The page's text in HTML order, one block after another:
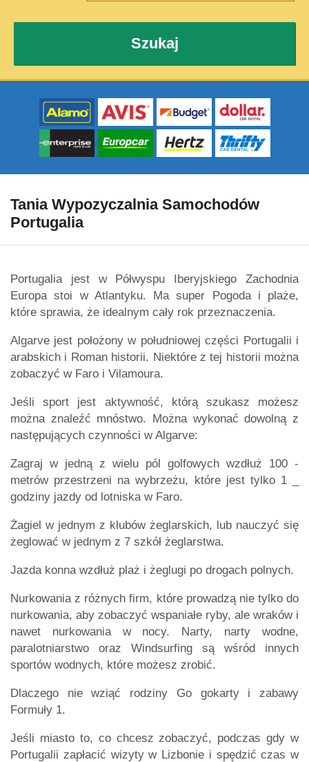
Szukaj
Tania Wypozyczalnia Samochodów
Portugalia
Portugalia jest w Półwyspu Iberyjskiego Zachodnia
Europa stoi w Atlantyku. Ma super Pogoda i plaże,
które sprawia, że idealnym cały rok przeznaczenia.
Algarve jest położony w południowej części Portugalii i
arabskich i Roman historii. Niektóre z tej historii można
zobaczyć w Faro i Vilamoura.
Jeśli sport jest aktywność, którą szukasz możesz
można znaleźć mnóstwo. Można wykonać dowolną z
następujących czynności w Algarve:
Zagraj w jedną z wielu pól golfowych wzdłuż 100 -
metrów przestrzeni na wybrzeżu, które jest tylko 1 _
godziny jazdy od lotniska w Faro.
Żagiel w jednym z klubów żeglarskich, lub nauczyć się
żeglować w jednym z 7 szkół żeglarstwa.
Jazda konna wzdłuż plaż i żeglugi po drogach polnych.
Nurkowania z różnych firm, które prowadzą nie tylko do
nurkowania, aby zobaczyć wspaniałe ryby, ale wraków i
nawet nurkowania w nocy. Narty, narty wodne,
paralotniarstwo oraz Windsurfing są wśród innych
sportów wodnych, które możesz zrobić.
Dlaczego nie wziąć rodziny Go gokarty i zabawy
Formuły 1.
Jeśli miasto to, co chcesz zobaczyć, podczas gdy w
Portugalii zapłacić wizyty w Lizbonie i spędzić czas w